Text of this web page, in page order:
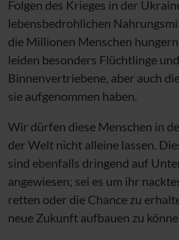
Folgen des Krieges in der
lebensbedrohlichen
die Millionen Menschen
leiden besonders Flüchtlinge und
Binnenvertriebene, aber auch
sie aufgenommen haben.
Wir dürfen diese Menschen in
der Welt nicht alleine lassen.
sind ebenfalls dringend auf
angewiesen; sei es um ihr
retten oder die Chance zu
neue Zukunft aufbauen zu